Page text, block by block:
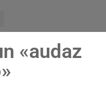
«audaz